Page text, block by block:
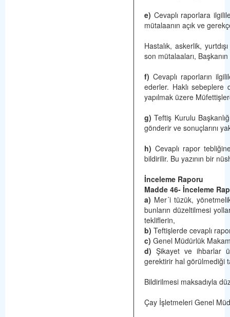
e) Cevaplı raporlara
mütalaanın açık ve
Hastalık, askerlik,
son mütalaaları,
f) Cevaplı raporların
ederler. Haklı sebeplere
yapılmak üzere
g) Teftiş Kurulu
gönderir ve sonuçlarını
h) Cevaplı rapor
bildirilir. Bu yazının bir
İnceleme Raporu
Madde 46- İnceleme
a) Mer´i tüzük,
bunların düzeltilmesi
tekliflerin,
b) Teftişlerde cevaplı
c) Genel Müdürlük
d) Şikayet ve ihbarlar
gerektirir hal görülmediği
Bildirilmesi maksadıyla
Çay İşletmeleri Genel